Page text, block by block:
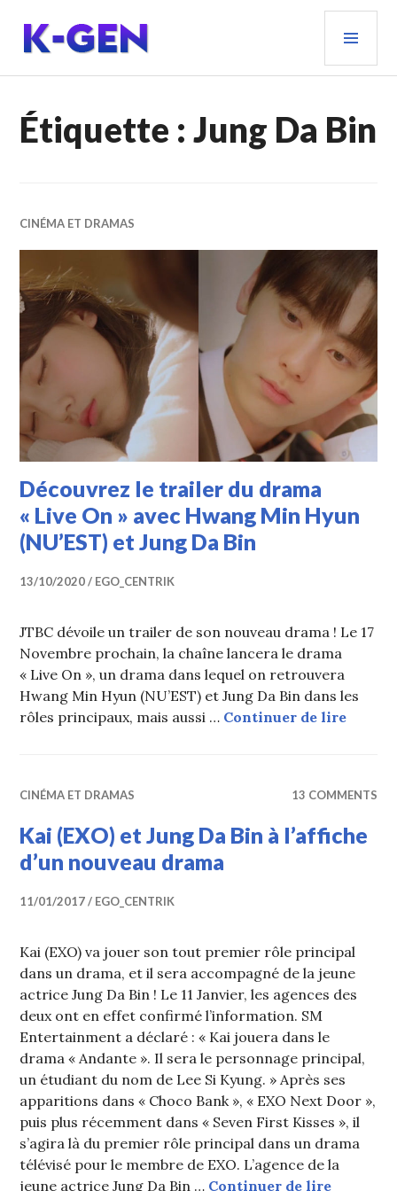
contenu
principal
K-GEN
Étiquette :Jung Da Bin
CINÉMA ET DRAMAS
Découvrez le trailer du drama
« Live On » avec Hwang Min Hyun
(NU’EST) et Jung Da Bin
13/10/2020 EGO_CENTRIK
JTBC dévoile un trailer de son nouveau drama ! Le 17
Novembre prochain, la chaîne lancera le drama
« Live On », un drama dans lequel on retrouvera
Hwang Min Hyun (NU’EST) et Jung Da Bin dans les
rôles principaux, mais aussi … Continuer de lire
CINÉMA ET DRAMAS 13 COMMENTS
Kai (EXO) et Jung Da Bin à l’affiche
d’un nouveau drama
11/01/2017 EGO_CENTRIK
Kai (EXO) va jouer son tout premier rôle principal
dans un drama, et il sera accompagné de la jeune
actrice Jung Da Bin ! Le 11 Janvier, les agences des
deux ont en effet confirmé l’information. SM
Entertainment a déclaré : « Kai jouera dans le
drama « Andante ». Il sera le personnage principal,
un étudiant du nom de Lee Si Kyung. » Après ses
apparitions dans « Choco Bank », « EXO Next Door »,
puis plus récemment dans « Seven First Kisses », il
s’agira là du premier rôle principal dans un drama
télévisé pour le membre de EXO. L’agence de la
jeune actrice Jung Da Bin … Continuer de lireKai